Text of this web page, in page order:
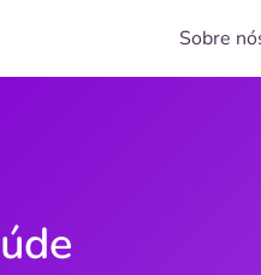
Sobre